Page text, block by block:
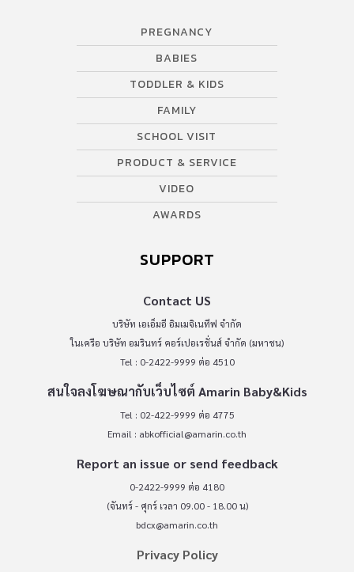
PREGNANCY
BABIES
TODDLER & KIDS
FAMILY
SCHOOL VISIT
PRODUCT & SERVICE
VIDEO
AWARDS
SUPPORT
Contact US
บริษัท เอเอ็มอี อิมเมจิเนทีฟ จำกัด
ในเครือ บริษัท อมรินทร์ คอร์เปอเรชั่นส์ จำกัด (มหาชน)
Tel : 0-2422-9999 ต่อ 4510
สนใจลงโฆษณากับเว็บไซต์ Amarin Baby&Kids
Tel : 02-422-9999 ต่อ 4775
Email : abkofficial@amarin.co.th
Report an issue or send feedback
0-2422-9999 ต่อ 4180
(จันทร์ - ศุกร์ เวลา 09.00 - 18.00 น)
bdcx@amarin.co.th
Privacy Policy